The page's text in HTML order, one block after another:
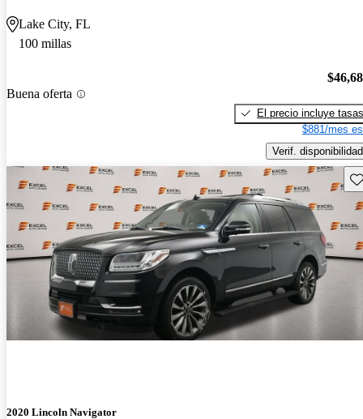
Lake City, FL
100 millas
Buena oferta
El precio incluye tasas
$881/mes
Verif. disponibilidad
2020 Lincoln Navigator